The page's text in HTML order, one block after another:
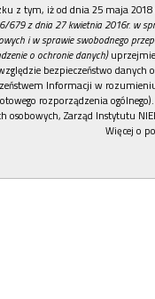
z tym, iż od dnia 25 maja
679 z dnia 27 kwietnia 2016r. w
i w sprawie swobodnego
o ochronie danych)uprzejmie
bezpieczeństwo danych
Informacji w
rozporządzenia
osobowych, Zarząd Instytutu
Więcej o